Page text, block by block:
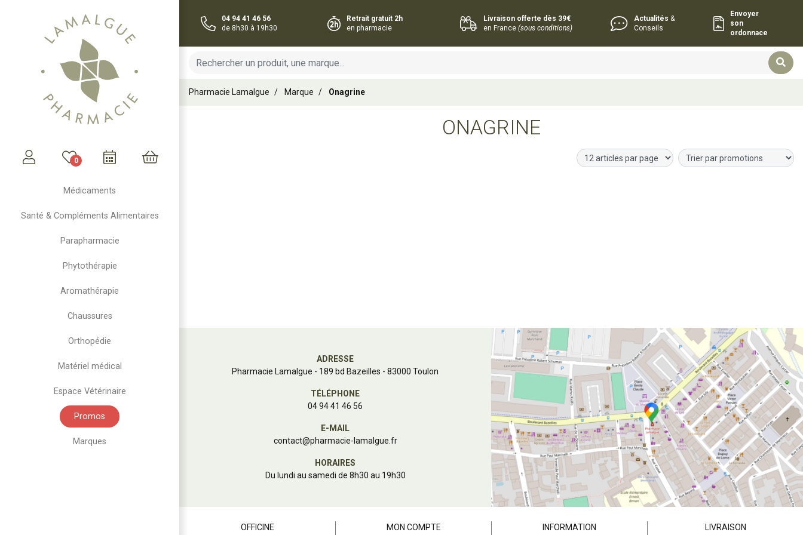
0
Médicaments
Santé & Compléments Alimentaires
Parapharmacie
Phytothérapie
Aromathérapie
Chaussures
Orthopédie
Matériel médical
Espace Vétérinaire
Promos
Marques
04 94 41 46 56
de 8h30 à 19h30
Retrait gratuit 2h
en pharmacie
Livraison offerte dès 39€
en France(sous conditions)
Actualités &
Conseils
Envoyer
son
ordonnace
Pharmacie Lamalgue Marque Onagrine
ONAGRINE
ADRESSE
Pharmacie Lamalgue - 189 bd Bazeilles - 83000 Toulon
TÉLÉPHONE
04 94 41 46 56
E-MAIL
contact@pharmacie-lamalgue.fr
HORAIRES
Du lundi au samedi de 8h30 au 19h30
OFFICINE MON COMPTE INFORMATION LIVRAISON